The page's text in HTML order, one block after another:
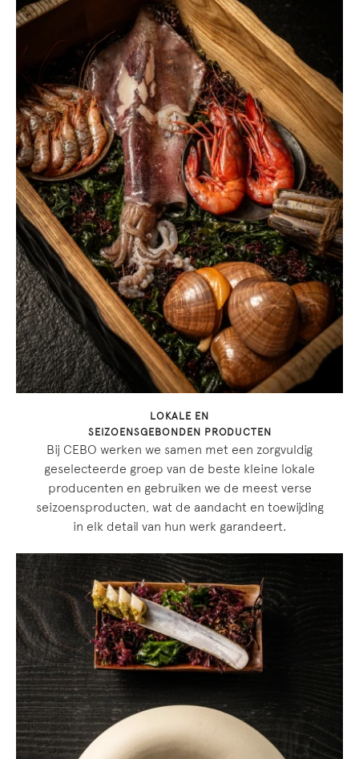
LOKALE EN
SEIZOENSGEBONDEN PRODUCTEN
Bij CEBO werken we samen met een zorgvuldig
geselecteerde groep van de beste kleine lokale
producenten en gebruiken we de meest verse
seizoensproducten, wat de aandacht en toewijding
in elk detail van hun werk garandeert.